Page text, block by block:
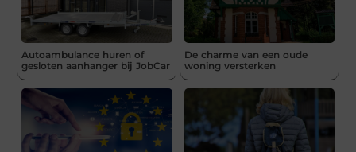
Autoambulance huren of
gesloten aanhanger bij JobCar
De charme van een oude
woning versterken